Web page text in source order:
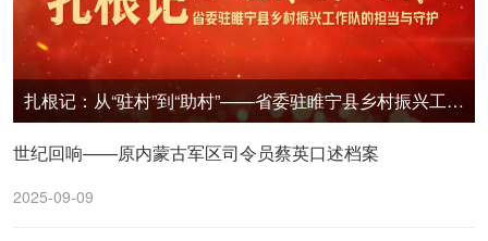
扎根记：从“驻村”到“助村”——省委驻睢宁县乡村振兴工作队的担当与守护
世纪回响——原内蒙古军区司令员蔡英口述档案
2025-09-09